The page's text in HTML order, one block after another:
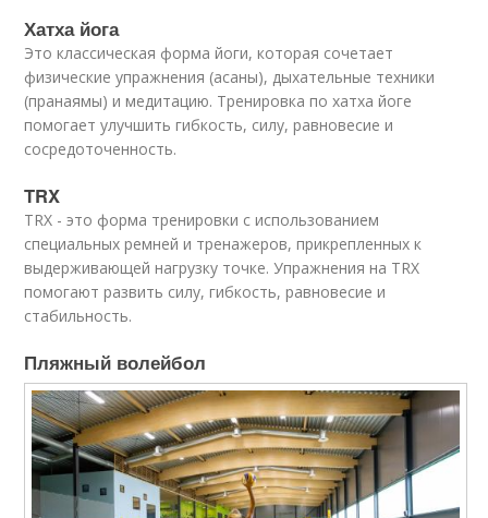
Хатха йога
Это классическая форма йоги, которая сочетает
физические упражнения (асаны), дыхательные техники
(пранаямы) и медитацию. Тренировка по хатха йоге
помогает улучшить гибкость, силу, равновесие и
сосредоточенность.
TRX
TRX - это форма тренировки с использованием
специальных ремней и тренажеров, прикрепленных к
выдерживающей нагрузку точке. Упражнения на TRX
помогают развить силу, гибкость, равновесие и
стабильность.
Пляжный волейбол